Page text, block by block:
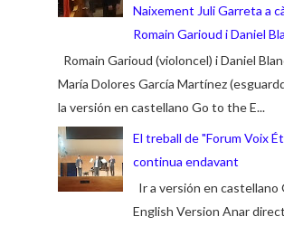
Naixement Juli Garreta a
Romain Garioud i Daniel
Romain Garioud (violoncel) i Daniel
María Dolores García Martínez
la versión en castellano Go to the E...
El treball de "Forum Voix
continua endavant
Ir a versión en castellano
English Version Anar